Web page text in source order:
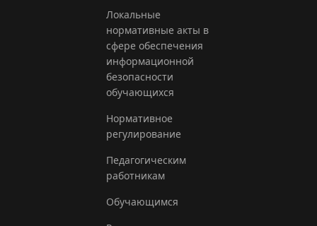
Локальные
нормативные акты в
сфере обеспечения
информационной
безопасности
обучающихся
Нормативное
регулирование
Педагогическим
работникам
Обучающимся